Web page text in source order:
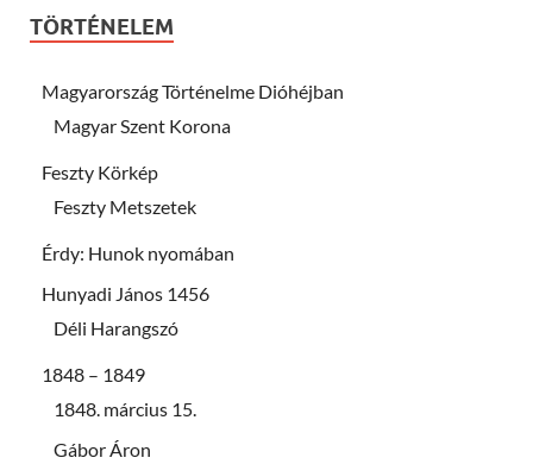
TÖRTÉNELEM
Magyarország Történelme Dióhéjban
Magyar Szent Korona
Feszty Körkép
Feszty Metszetek
Érdy: Hunok nyomában
Hunyadi János 1456
Déli Harangszó
1848 – 1849
1848. március 15.
Gábor Áron